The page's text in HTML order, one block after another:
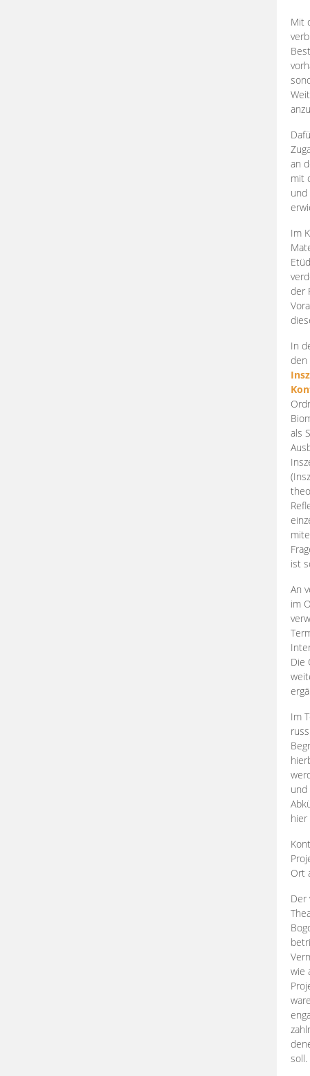
Mit
an
mit
und
Im
der
In
den
als
ist
An
im
Die
Im
und
Ort
Der
wie
zahlr
soll.